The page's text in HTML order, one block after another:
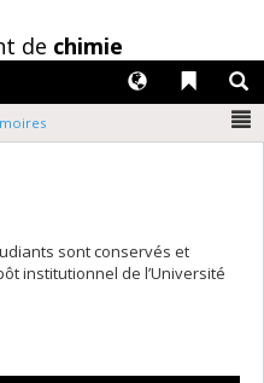
de chimie
Liens
Langues
sont conservés et
institutionnel de l’Université